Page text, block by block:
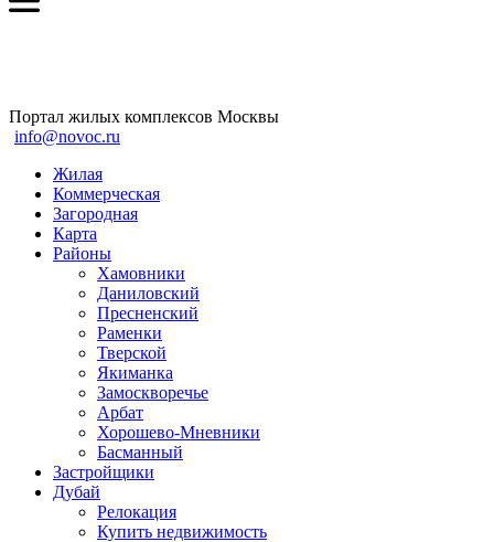
Портал жилых комплексов Москвы
info@novoc.ru
Жилая
Коммерческая
Загородная
Карта
Районы
Хамовники
Даниловский
Пресненский
Раменки
Тверской
Якиманка
Замоскворечье
Арбат
Хорошево-Мневники
Басманный
Застройщики
Дубай
Релокация
Купить недвижимость